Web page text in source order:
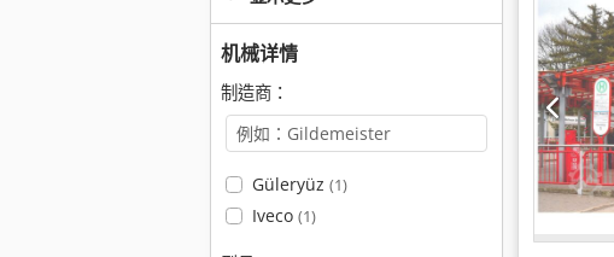
机械详情
制造商：
Güleryüz (1)
Iveco (1)